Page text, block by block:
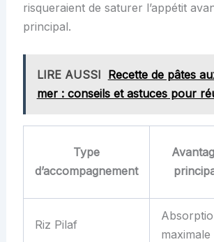
risqueraient de saturer l’appétit
principal.
LIRE AUSSI Recette de pâtes
mer : conseils et astuces pour
Type
d’accompagnement
Riz Pilaf
maximale